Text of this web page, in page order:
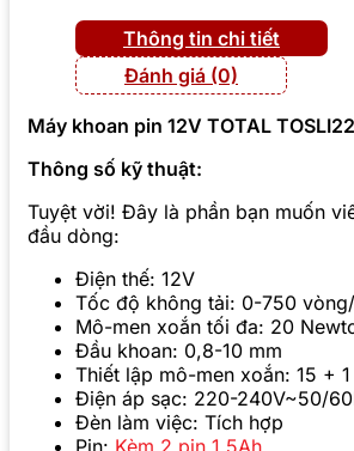
Thông tin chi tiết
Đánh giá (0)
Máy khoan pin 12V TOTAL
Thông số kỹ thuật:
Tuyệt vời! Đây là phần bạn muốn
đầu dòng:
Điện thế: 12V
Tốc độ không tải: 0-750
Mô-men xoắn tối đa: 20
Đầu khoan: 0,8-10 mm
Thiết lập mô-men xoắn: 15 + 1
Điện áp sạc: 220-240V~50/
Đèn làm việc: Tích hợp